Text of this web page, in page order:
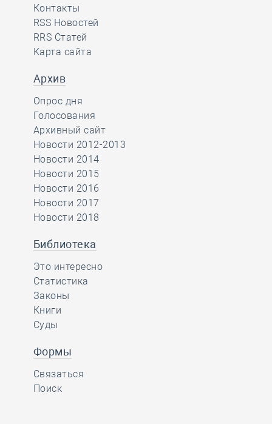
Контакты
RSS Новостей
RRS Статей
Карта сайта
Архив
Опрос дня
Голосования
Архивный сайт
Новости 2012-2013
Новости 2014
Новости 2015
Новости 2016
Новости 2017
Новости 2018
Библиотека
Это интересно
Статистика
Законы
Книги
Суды
Формы
Связаться
Поиск